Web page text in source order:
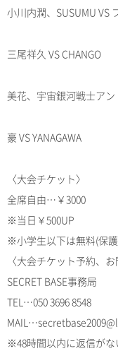
小川内潤、SUSUMU VS
三尾祥久 VS CHANGO
美花、宇宙銀河戦士ア
豪 VS YANAGAWA
〈大会チケット〉
全席自由…￥3000
※当日￥500UP
※小学生以下は無料(保
〈大会チケット予約、
SECRET BASE事務局
TEL…050 3696 8548
※48時間以内に返信がな